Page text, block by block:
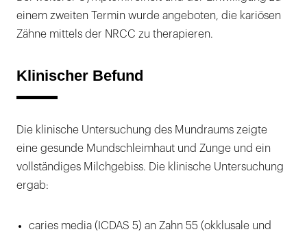
einem zweiten Termin wurde angeboten, die kariösen
Zähne mittels der NRCC zu therapieren.
Klinischer Befund
Die klinische Untersuchung des Mundraums zeigte
eine gesunde Mundschleimhaut und Zunge und ein
vollständiges Milchgebiss. Die klinische Untersuchung
ergab:
caries media (ICDAS 5) an Zahn 55 (okklusale und